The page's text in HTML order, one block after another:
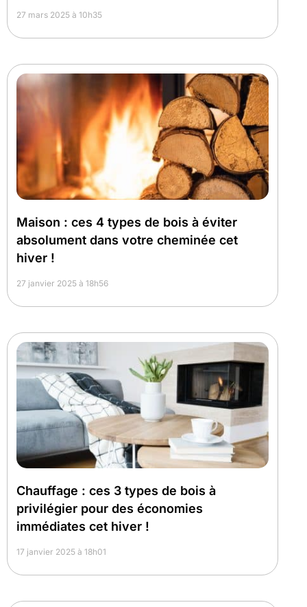
27 mars 2025 à 10h35
Maison : ces 4 types de bois à éviter
absolument dans votre cheminée cet
hiver !
27 janvier 2025 à 18h56
Chauffage : ces 3 types de bois à
privilégier pour des économies
immédiates cet hiver !
17 janvier 2025 à 18h01